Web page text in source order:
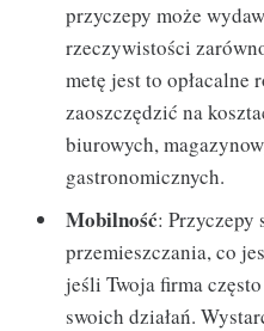
przyczepy może
rzeczywistości
metę jest to opłacalne
zaoszczędzić na
biurowych,
gastronomicznych.
Mobilność: Przyczepy
przemieszczania, co
jeśli Twoja firma
swoich działań.